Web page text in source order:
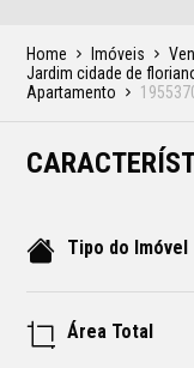
Home Imóveis
Jardim cidade de
Apartamento
Tipo do Imóvel
Área Total